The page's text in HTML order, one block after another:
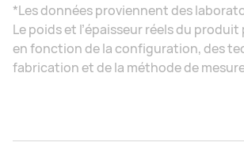
*Les données proviennent des
Le poids et l’épaisseur réels du
en fonction de la configuration, des
fabrication et de la méthode de